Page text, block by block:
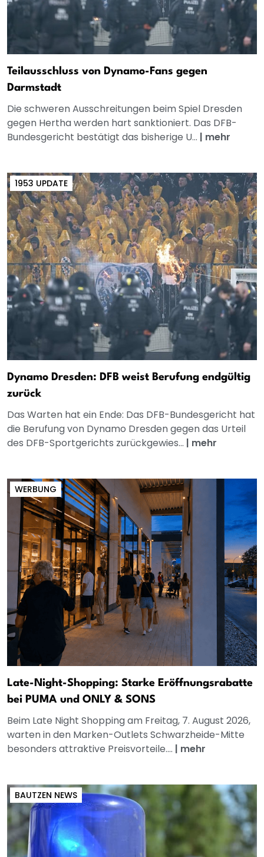
Teilausschluss von Dynamo-Fans gegen
Darmstadt
Die schweren Ausschreitungen beim Spiel Dresden
gegen Hertha werden hart sanktioniert. Das DFB-
Bundesgericht bestätigt das bisherige U... | mehr
1953 UPDATE
Dynamo Dresden: DFB weist Berufung endgültig
zurück
Das Warten hat ein Ende: Das DFB-Bundesgericht hat
die Berufung von Dynamo Dresden gegen das Urteil
des DFB-Sportgerichts zurückgewies... | mehr
WERBUNG
Late-Night-Shopping: Starke Eröffnungsrabatte
bei PUMA und ONLY & SONS
Beim Late Night Shopping am Freitag, 7. August 2026,
warten in den Marken-Outlets Schwarzheide-Mitte
besonders attraktive Preisvorteile.... | mehr
BAUTZEN NEWS